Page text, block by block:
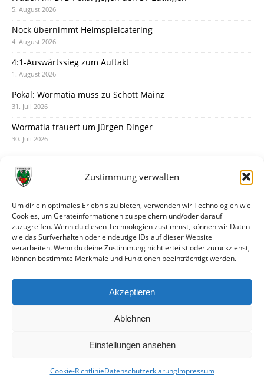
Zustimmung verwalten
Um dir ein optimales Erlebnis zu bieten, verwenden wir Technologien wie
Cookies, um Geräteinformationen zu speichern und/oder darauf
zuzugreifen. Wenn du diesen Technologien zustimmst, können wir Daten
wie das Surfverhalten oder eindeutige IDs auf dieser Website
verarbeiten. Wenn du deine Zustimmung nicht erteilst oder zurückziehst,
können bestimmte Merkmale und Funktionen beeinträchtigt werden.
Akzeptieren
Ablehnen
Einstellungen ansehen
Cookie-RichtlinieDatenschutzerklärungImpressum
5. August 2026
Nock übernimmt Heimspielcatering
4. August 2026
4:1-Auswärtssieg zum Auftakt
1. August 2026
Pokal: Wormatia muss zu Schott Mainz
31. Juli 2026
Wormatia trauert um Jürgen Dinger
30. Juli 2026
28. Juli 2026
28. Juli 2026
Neue Podcast-Folge: So tickt Björn!
27. Juli 2026
Eindrücke vom Stadionfest
Unterhaltsamer Abschlusstest mit später Niederlage
25. Juli 2026
© VfR Wormatia Worms